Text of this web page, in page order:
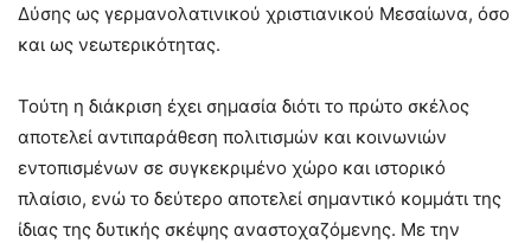
Δύσης ως γερμανολατινικού χριστιανικού Μεσαίωνα, όσο
και ως νεωτερικότητας.
Τούτη η διάκριση έχει σημασία διότι το πρώτο σκέλος
αποτελεί αντιπαράθεση πολιτισμών και κοινωνιών
εντοπισμένων σε συγκεκριμένο χώρο και ιστορικό
πλαίσιο, ενώ το δεύτερο αποτελεί σημαντικό κομμάτι της
ίδιας της δυτικής σκέψης αναστοχαζόμενης. Με την